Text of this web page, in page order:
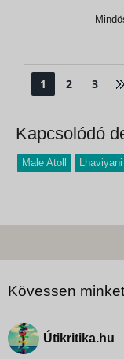
-
1 2 3
Kapcsolódó
Male Atoll Lhaviyani
Kövessen
Útikritika.hu